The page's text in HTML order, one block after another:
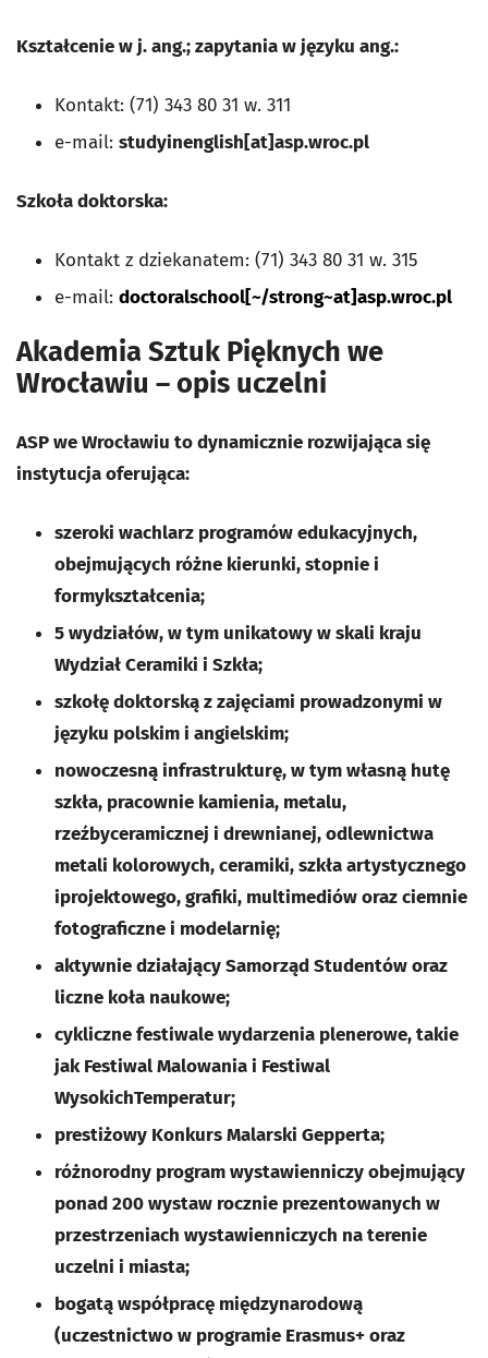
Kształcenie w j. ang.; zapytania w języku ang.:
Kontakt: (71) 343 80 31 w. 311
e-mail: studyinenglish[at]asp.wroc.pl
Szkoła doktorska:
Kontakt z dziekanatem: (71) 343 80 31 w. 315
e-mail: doctoralschool[~/strong~at]asp.wroc.pl
Akademia Sztuk Pięknych we
Wrocławiu – opis uczelni
ASP we Wrocławiu to dynamicznie rozwijająca się
instytucja oferująca:
szeroki wachlarz programów edukacyjnych,
obejmujących różne kierunki, stopnie i
formykształcenia;
5 wydziałów, w tym unikatowy w skali kraju
Wydział Ceramiki i Szkła;
szkołę doktorską z zajęciami prowadzonymi w
języku polskim i angielskim;
nowoczesną infrastrukturę, w tym własną hutę
szkła, pracownie kamienia, metalu,
rzeźbyceramicznej i drewnianej, odlewnictwa
metali kolorowych, ceramiki, szkła artystycznego
iprojektowego, grafiki, multimediów oraz ciemnie
fotograficzne i modelarnię;
aktywnie działający Samorząd Studentów oraz
liczne koła naukowe;
cykliczne festiwale wydarzenia plenerowe, takie
jak Festiwal Malowania i Festiwal
WysokichTemperatur;
prestiżowy Konkurs Malarski Gepperta;
różnorodny program wystawienniczy obejmujący
ponad 200 wystaw rocznie prezentowanych w
przestrzeniach wystawienniczych na terenie
uczelni i miasta;
bogatą współpracę międzynarodową
(uczestnictwo w programie Erasmus+ oraz